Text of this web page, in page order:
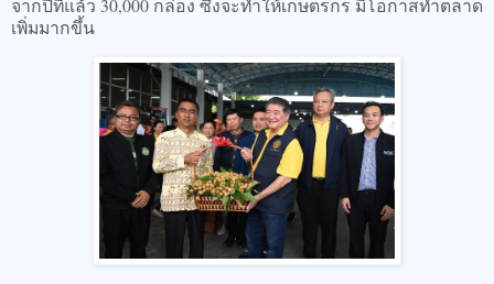
จากปีที่แล้ว 30,000 กล่อง ซึ่งจะทำให้เกษตรกร มีโอกาสทำตลาด
เพิ่มมากขึ้น